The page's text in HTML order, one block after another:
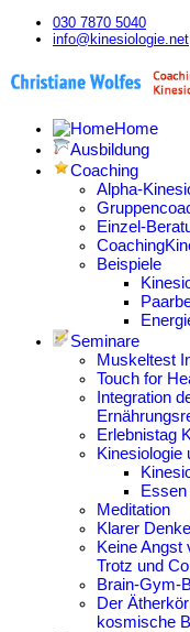
030 7870 5040
info@kinesiologie.net
Home
Ausbildung
Coaching
Alpha-
Einzel-
Beispiele
Seminare
Muskeltest
Touch for
Integration
Erlebnistag
Kinesiologie
Meditation
Klarer
Keine Angst
Trotz und Co
Brain-Gym-
Der
kosmische